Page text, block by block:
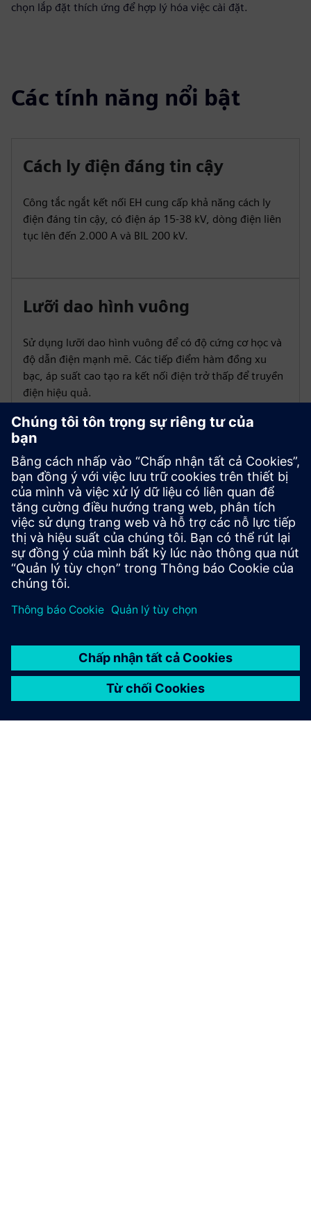
chọn lắp đặt thích ứng để hợp lý hóa việc cài đặt.
Các tính năng nổi bật
Cách ly điện đáng tin cậy
Công tắc ngắt kết nối EH cung cấp khả năng cách ly
điện đáng tin cậy, có điện áp 15-38 kV, dòng điện liên
tục lên đến 2.000 A và BIL 200 kV.
Lưỡi dao hình vuông
Sử dụng lưỡi dao hình vuông để có độ cứng cơ học và
độ dẫn điện mạnh mẽ. Các tiếp điểm hàm đồng xu
bạc, áp suất cao tạo ra kết nối điện trở thấp để truyền
điện hiệu quả.
Cài đặt linh hoạt
Chọn các tùy chọn lắp tiêu chuẩn hoặc tùy chỉnh, như
kênh thép mạ kẽm hoặc đế đa năng, cho các nhu cầu
lắp đặt đa dạng.